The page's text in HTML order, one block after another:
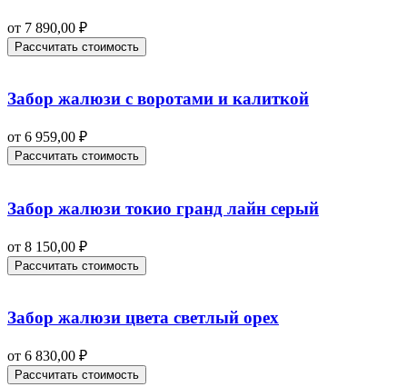
от 7 890,00 ₽
Рассчитать стоимость
Забор жалюзи с воротами и калиткой
от 6 959,00 ₽
Рассчитать стоимость
Забор жалюзи токио гранд лайн серый
от 8 150,00 ₽
Рассчитать стоимость
Забор жалюзи цвета светлый орех
от 6 830,00 ₽
Рассчитать стоимость